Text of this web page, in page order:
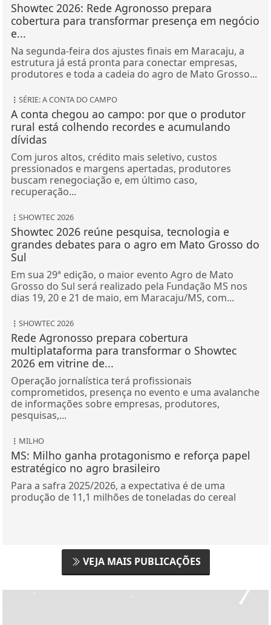
Showtec 2026: Rede Agronosso prepara
cobertura para transformar presença em negócio
e...
Na segunda-feira dos ajustes finais em Maracaju, a
estrutura já está pronta para conectar empresas,
produtores e toda a cadeia do agro de Mato Grosso...
SÉRIE: A CONTA DO CAMPO
A conta chegou ao campo: por que o produtor
rural está colhendo recordes e acumulando
dívidas
Com juros altos, crédito mais seletivo, custos
pressionados e margens apertadas, produtores
buscam renegociação e, em último caso,
recuperação...
SHOWTEC 2026
Showtec 2026 reúne pesquisa, tecnologia e
grandes debates para o agro em Mato Grosso do
Sul
Em sua 29ª edição, o maior evento Agro de Mato
Grosso do Sul será realizado pela Fundação MS nos
dias 19, 20 e 21 de maio, em Maracaju/MS, com...
SHOWTEC 2026
Rede Agronosso prepara cobertura
multiplataforma para transformar o Showtec
2026 em vitrine de...
Operação jornalística terá profissionais
comprometidos, presença no evento e uma avalanche
de informações sobre empresas, produtores,
pesquisas,...
MILHO
MS: Milho ganha protagonismo e reforça papel
estratégico no agro brasileiro
Para a safra 2025/2026, a expectativa é de uma
produção de 11,1 milhões de toneladas do cereal
VEJA MAIS PUBLICAÇÕES